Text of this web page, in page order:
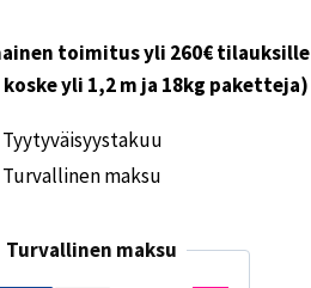
toimitus yli 260€ tilauksille
koske yli 1,2 m ja 18kg paketteja)
maksu
Turvallinen maksu